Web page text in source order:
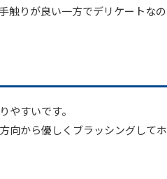
触りが良い一方でデリケートなの
やすいです。
向から優しくブラッシングしてホ